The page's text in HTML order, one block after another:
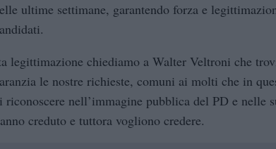
ultime settimane, garantendo forza e
legittimazione chiediamo a Walter Veltroni che
le nostre richieste, comuni ai molti che in
riconoscere nell’immagine pubblica del PD e nelle
creduto e tuttora vogliono credere.